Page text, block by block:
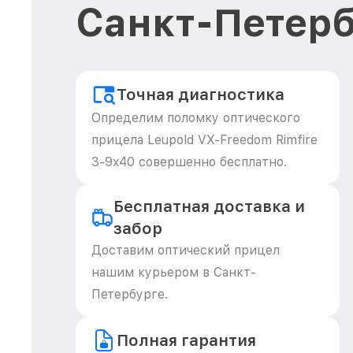
Санкт-
Точная диагностика
Определим поломку оптического
прицела Leupold VX-Freedom Rimfire
3-9x40 совершенно бесплатно.
Бесплатная доставка и
забор
Доставим оптический прицел
нашим курьером в Санкт-
Петербурге.
Полная гарантия